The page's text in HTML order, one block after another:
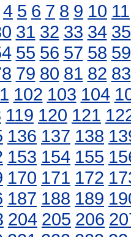
4 5 6 7 8 9 10 11
31 32 33 34 35
55 56 57 58 59
79 80 81 82 83
102 103 104
119 120 121
136 137 138
153 154 155
170 171 172
187 188 189
204 205 206